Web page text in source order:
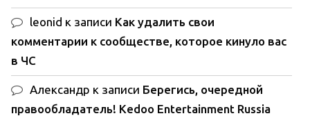
leonid к записи Как удалить свои
комментарии к сообществе, которое кинуло вас
в ЧС
Александр к записи Берегись, очередной
правообладатель! Kedoo Entertainment Russia